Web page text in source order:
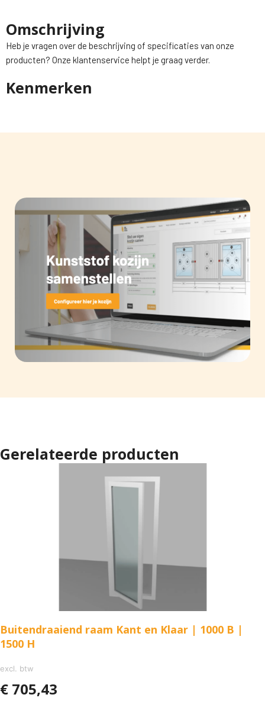
Omschrijving
Heb je vragen over de beschrijving of specificaties van onze
producten? Onze klantenservice helpt je graag verder.
Kenmerken
Gerelateerde producten
Buitendraaiend raam Kant en Klaar | 1000 B |
1500 H
excl. btw
€ 705,43